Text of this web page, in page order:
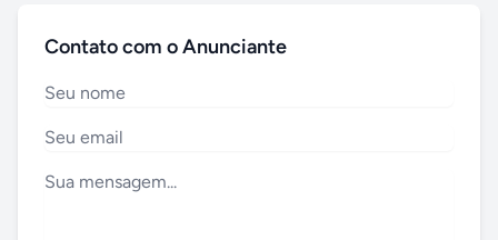
Contato com o Anunciante